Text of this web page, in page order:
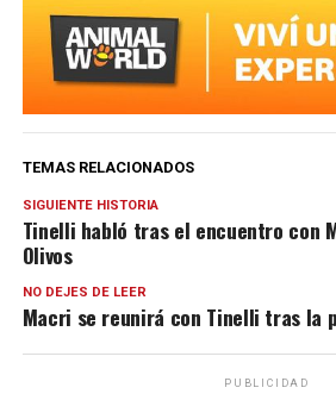
TEMAS RELACIONADOS
SIGUIENTE HISTORIA
Tinelli habló tras el encuentro con
Olivos
NO DEJES DE LEER
Macri se reunirá con Tinelli tras la
PUBLICIDAD